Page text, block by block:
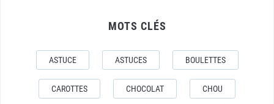
MOTS CLÉS
ASTUCE ASTUCES BOULETTES
CAROTTES CHOCOLAT CHOU